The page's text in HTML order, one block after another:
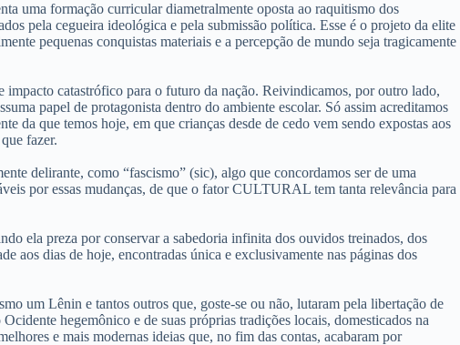
uma formação curricular diametralmente oposta ao raquitismo dos
pela cegueira ideológica e pela submissão política. Esse é o projeto da elite
pequenas conquistas materiais e a percepção de mundo seja tragicamente
impacto catastrófico para o futuro da nação. Reivindicamos, por outro lado,
papel de protagonista dentro do ambiente escolar. Só assim acreditamos
da que temos hoje, em que crianças desde de cedo vem sendo expostas aos
fazer.
delirante, como “fascismo” (sic), algo que concordamos ser de uma
por essas mudanças, de que o fator CULTURAL tem tanta relevância para
ela preza por conservar a sabedoria infinita dos ouvidos treinados, dos
aos dias de hoje, encontradas única e exclusivamente nas páginas dos
um Lênin e tantos outros que, goste-se ou não, lutaram pela libertação de
hegemônico e de suas próprias tradições locais, domesticados na
e mais modernas ideias que, no fim das contas, acabaram por